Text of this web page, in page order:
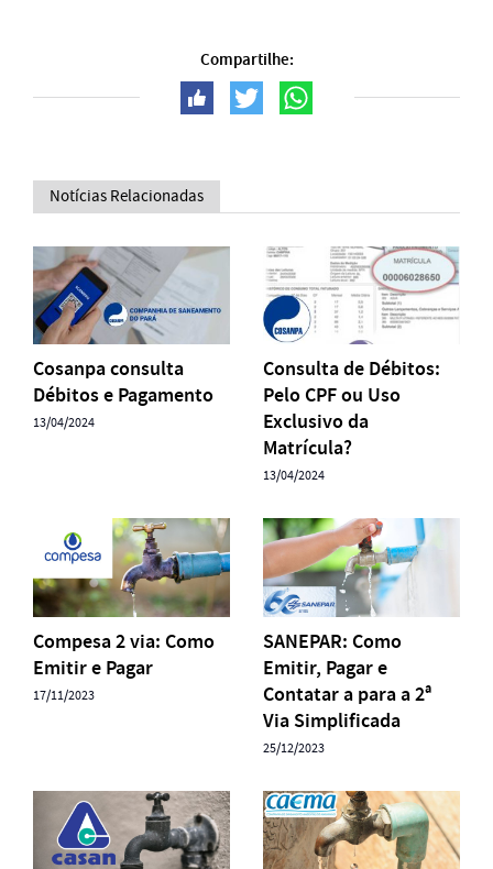
Compartilhe:
Notícias Relacionadas
Cosanpa consulta
Débitos e Pagamento
13/04/2024
Consulta de Débitos:
Pelo CPF ou Uso
Exclusivo da
Matrícula?
13/04/2024
Compesa 2 via: Como
Emitir e Pagar
17/11/2023
SANEPAR: Como
Emitir, Pagar e
Contatar a para a 2ª
Via Simplificada
25/12/2023